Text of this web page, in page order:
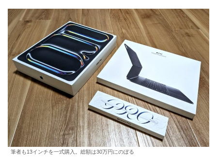
筆者も13インチを一式購入。総額は30万円にのぼる